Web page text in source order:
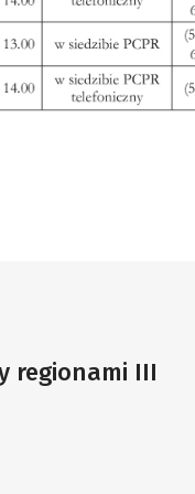
regionami III